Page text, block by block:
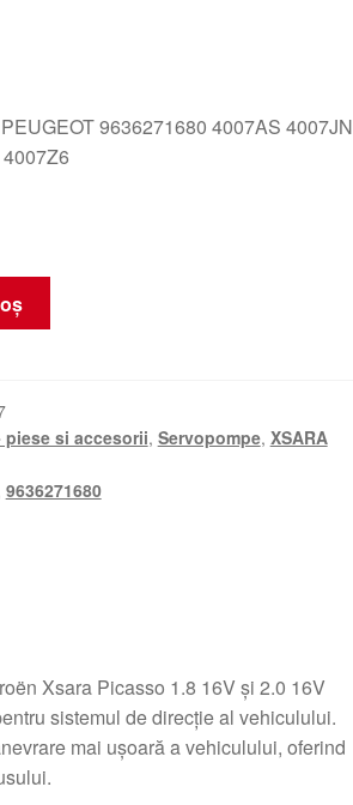
9636271680 4007AS 4007JN
piese si accesorii, Servopompe, XSARA
9636271680
Xsara Picasso 1.8 16V și 2.0 16V
sistemul de direcție al vehiculului.
mai ușoară a vehiculului, oferind